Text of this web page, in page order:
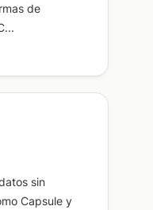
de
sin
Capsule y